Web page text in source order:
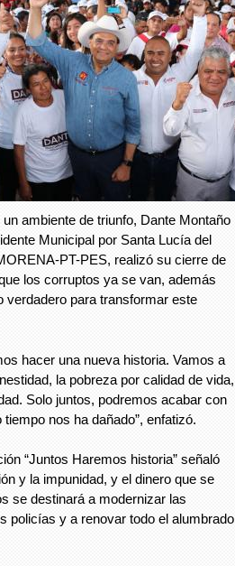
ambiente de triunfo, Dante Montaño
Municipal por Santa Lucía del
PT-PES, realizó su cierre de
los corruptos ya se van, además
verdadero para transformar este
hacer una nueva historia. Vamos a
la pobreza por calidad de vida,
Solo juntos, podremos acabar con
nos ha dañado”, enfatizó.
“Juntos Haremos historia” señaló
y la impunidad, y el dinero que se
se destinará a modernizar las
policías y a renovar todo el alumbrado